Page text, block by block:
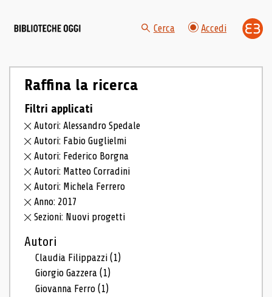
Cerca Accedi
Raffina la ricerca
Filtri applicati
Autori: Alessandro Spedale
Autori: Fabio Guglielmi
Autori: Federico Borgna
Autori: Matteo Corradini
Autori: Michela Ferrero
Anno: 2017
Sezioni: Nuovi progetti
Autori
Claudia Filippazzi(1)
Giorgio Gazzera(1)
Giovanna Ferro(1)